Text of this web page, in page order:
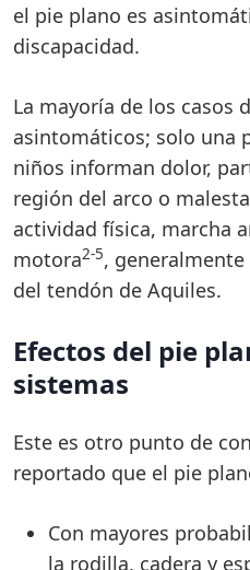
el pie plano es
discapacidad.
La mayoría de los casos
asintomáticos; solo una
niños informan dolor,
región del arco o
actividad física, marcha
motora2-5,
del tendón de Aquiles.
Efectos del pie
sistemas
Este es otro punto de
reportado que el pie
Con mayores
la rodilla, cadera y